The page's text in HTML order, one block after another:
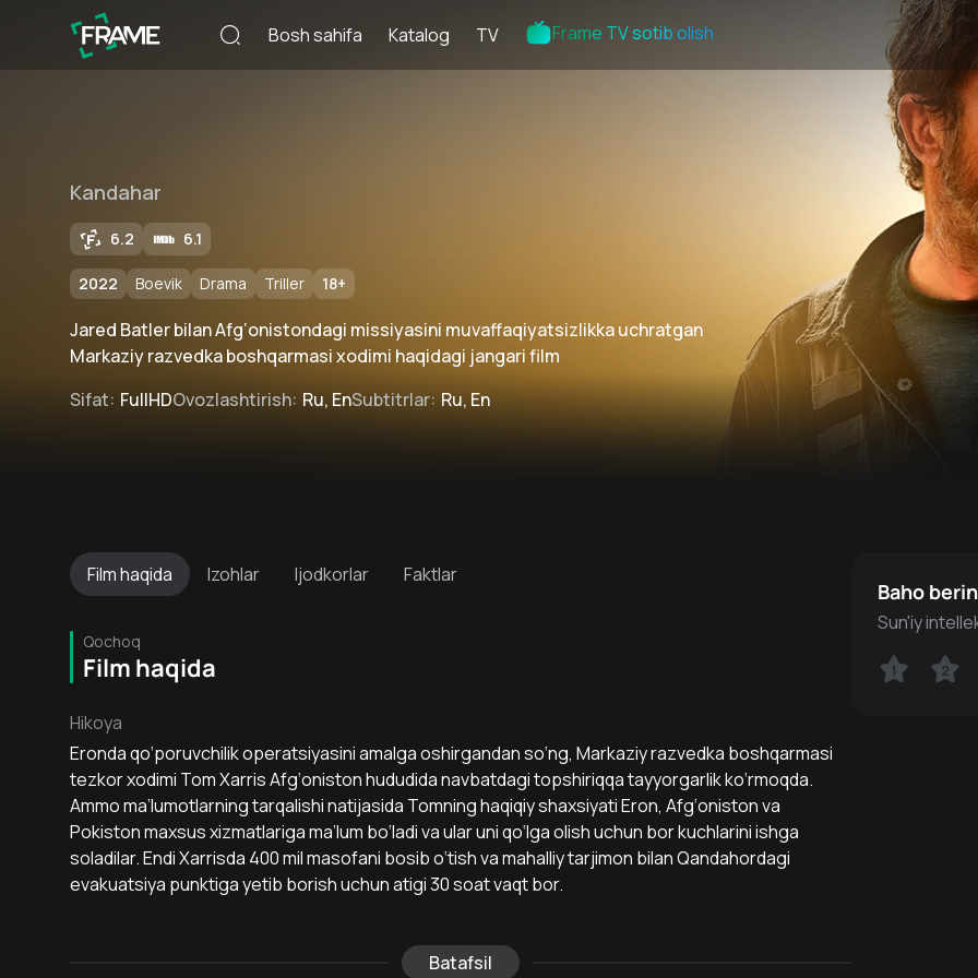
Bosh sahifa Katalog TV Frame TV sotib olish
Kandahar
6.2 6.1
2022 Boevik Drama Triller 18+
Jared Batler bilan Afg‘onistondagi missiyasini muvaffaqiyatsizlikka uchratgan
Markaziy razvedka boshqarmasi xodimi haqidagi jangari film
Sifat: FullHDOvozlashtirish: Ru, EnSubtitrlar: Ru, En
Filmhaqida Izohlar Ijodkorlar Faktlar
Qochoq
Film haqida
Hikoya
Eronda qo‘poruvchilik operatsiyasini amalga oshirgandan so‘ng, Markaziy razvedka boshqarmasi
tezkor xodimi Tom Xarris Afg‘oniston hududida navbatdagi topshiriqqa tayyorgarlik ko‘rmoqda.
Ammo ma’lumotlarning tarqalishi natijasida Tomning haqiqiy shaxsiyati Eron, Afg‘oniston va
Pokiston maxsus xizmatlariga ma’lum bo‘ladi va ular uni qo‘lga olish uchun bor kuchlarini ishga
soladilar. Endi Xarrisda 400 mil masofani bosib o‘tish va mahalliy tarjimon bilan Qandahordagi
evakuatsiya punktiga yetib borish uchun atigi 30 soat vaqt bor.
Batafsil
Baho
Sun'iy
1 2
1 2